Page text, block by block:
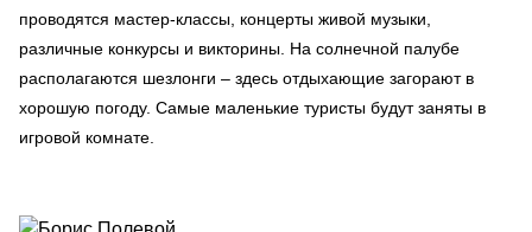
проводятся мастер-классы, концерты живой музыки,
различные конкурсы и викторины. На солнечной палубе
располагаются шезлонги – здесь отдыхающие загорают в
хорошую погоду. Самые маленькие туристы будут заняты в
игровой комнате.